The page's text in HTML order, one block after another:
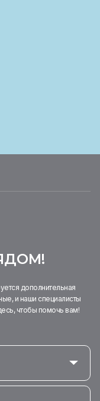
дополнительная
и наши специалисты
чтобы помочь вам!